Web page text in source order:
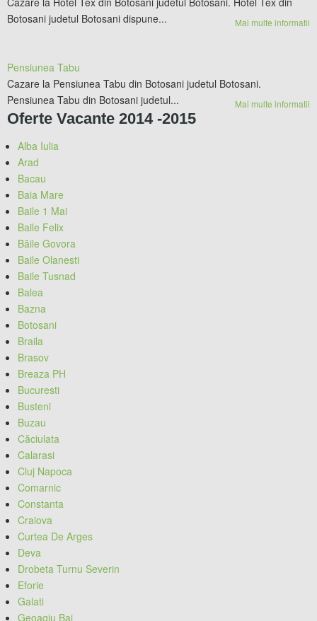
Botosani judetul Botosani dispune...
Mai multe informatii
Pensiunea Tabu
Cazare la Pensiunea Tabu din Botosani judetul Botosani.
Pensiunea Tabu din Botosani judetul...
Mai multe informatii
Oferte Vacante 2014 -2015
Alba Iulia
Arad
Bacau
Baia Mare
Baile 1 Mai
Baile Felix
Băile Govora
Baile Olanesti
Baile Tusnad
Balea
Bazna
Botosani
Braila
Brasov
Breaza PH
Bucuresti
Busteni
Buzau
Căciulata
Calarasi
Cluj Napoca
Comarnic
Constanta
Craiova
Curtea De Arges
Deva
Drobeta Turnu Severin
Eforie
Galati
Geoagiu Bai